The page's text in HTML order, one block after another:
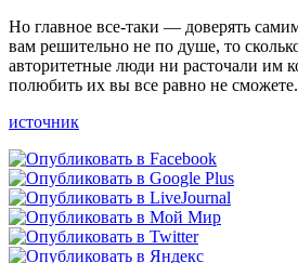
Но главное все-таки — доверять
вам решительно не по душе, то
авторитетные люди ни расточали им
полюбить их вы все равно не сможете.
источник